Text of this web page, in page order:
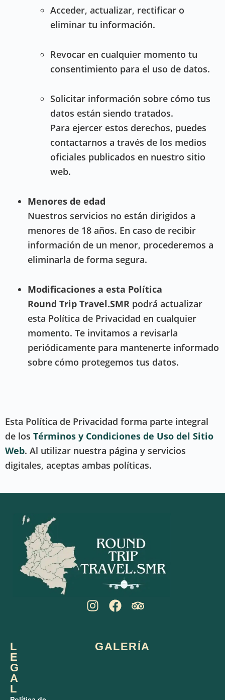
Acceder, actualizar, rectificar o
eliminar tu información.
Revocar en cualquier momento tu
consentimiento para el uso de datos.
Solicitar información sobre cómo tus
datos están siendo tratados.
Para ejercer estos derechos, puedes
contactarnos a través de los medios
oficiales publicados en nuestro sitio
web.
Menores de edad
Nuestros servicios no están dirigidos a
menores de 18 años. En caso de recibir
información de un menor, procederemos a
eliminarla de forma segura.
Modificaciones a esta Política
Round Trip Travel.SMR podrá actualizar
esta Política de Privacidad en cualquier
momento. Te invitamos a revisarla
periódicamente para mantenerte informado
sobre cómo protegemos tus datos.
Esta Política de Privacidad forma parte integral
de los Términos y Condiciones de Uso del Sitio
Web. Al utilizar nuestra página y servicios
digitales, aceptas ambas políticas.
L
E
G
A
L
GALERÍA